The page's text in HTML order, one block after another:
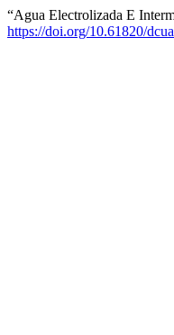
“Agua Electrolizada E
https://doi.org/10.61820/